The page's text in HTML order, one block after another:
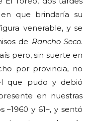
que brindaría su
venerable, y se
de Rancho Seco.
pero, sin suerte en
por provincia, no
que pudo y debió
en nuestras
–1960 y 61–, y sentó